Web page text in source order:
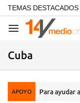
common.go-to-content
TEMAS DESTACADOS
Navegación
Cuba
APOYO Para ayudar